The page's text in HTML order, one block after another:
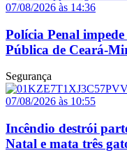
07/08/2026 às 14:36
Polícia Penal
Pública de Ceará-
Segurança
07/08/2026 às 10:55
Incêndio destrói
Natal e mata três